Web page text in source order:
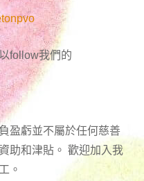
follow我們的
盈虧並不屬於任何慈善
助和津貼。 歡迎加入我
。